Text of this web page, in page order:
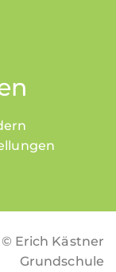
© Erich Kästner
Grundschule